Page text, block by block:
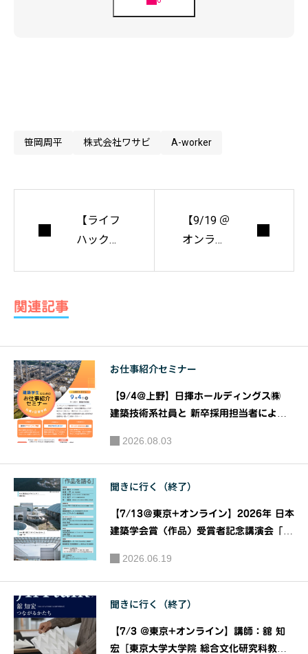
笹岡周平 株式会社ワサビ A-worker
【ライフ
ハック】
けアイデ
ア3選♪｜
多忙な
日々を送
のため
に、”生活
に役立つ
ミニ情
報”｜るふ
たはっく
【9/19 ＠
オンライ
オブ・ク
リエイシ
ョン -EDG
回》講師
山田 しい
た（漫画
関連記事
お仕事紹介セミナー
【9/4@上野】日揮ホールディングス㈱
建築技術系社員と 新卒採用担当者による
ー』｜共催：日揮ホールディングス株式会
社 株式会社建築資料研究社
2026.08.03
聞きに行く（終了）
【7/13＠東京+オンライン】2026年 日本
建築学会賞（作品）受賞者記念講演会「作
学会
2026.06.19
聞きに行く（終了）
【7/3 @東京+オンライン】講師：舘 知
宏［東京大学大学院 総合文化研究科教